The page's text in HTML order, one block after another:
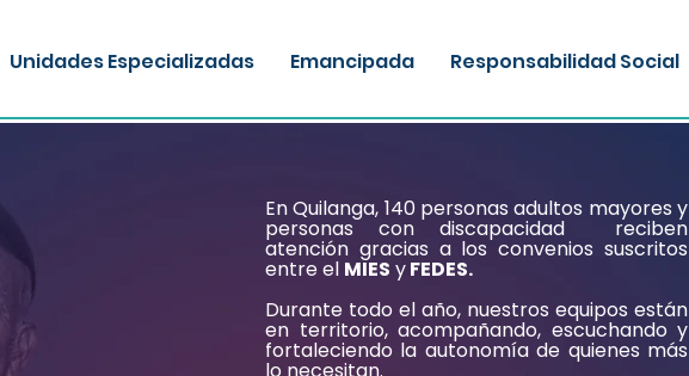
Unidades Especializadas Emancipada Responsabilidad Social
En Quilanga, 140 personas adultos mayores y
personas con discapacidad reciben
atención gracias a los convenios suscritos
entre el MIES yFEDES.
Durante todo el año, nuestros equipos están
en territorio, acompañando, escuchando y
fortaleciendo la autonomía de quienes más